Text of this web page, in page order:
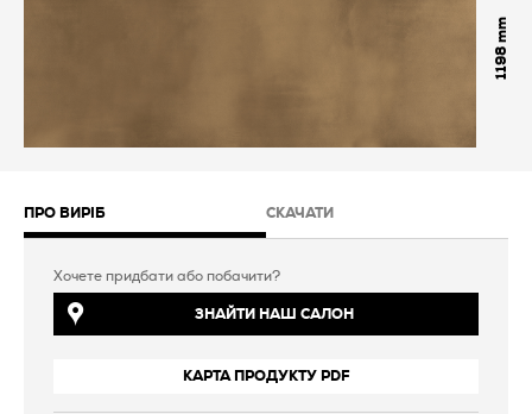
1198
ПРО ВИРІБ СКАЧАТИ
Хочете придбати або побачити?
ЗНАЙТИ НАШ САЛОН
КАРТА ПРОДУКТУ PDF